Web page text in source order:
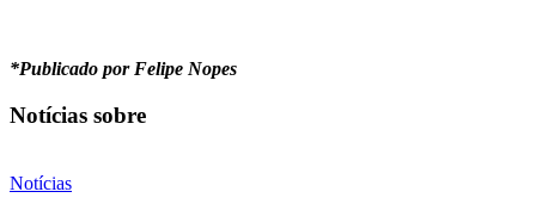
*Publicado por Felipe Nopes
Notícias sobre
Notícias